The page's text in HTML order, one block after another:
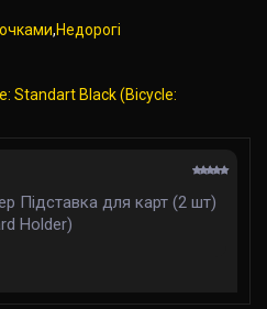
,Недорогі
Standart Black (Bicycle:
Підставка для карт (2 шт)
Holder)